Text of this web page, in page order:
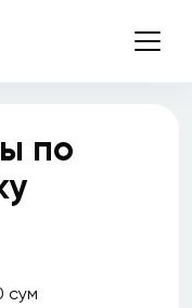
по
сум